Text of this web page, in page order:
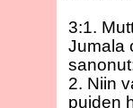
3:1.
Jumala
2. Niin
puiden